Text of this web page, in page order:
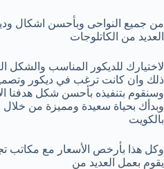
من جميع النواحى وبأحسن اشكال
العديد من الكاتلوجات
لاختيارك للديكور المناسب والشكل
ذلك وان كانت ترغب في ديكور
وسنقوم بتنفيذه بأحسن شكل هدفنا
وبدأك بحياة سعيدة ومميزة من
بالكويت
وكل هذا بأرخص الأسعار مع مكاتب
يقوم بعمل العديد من